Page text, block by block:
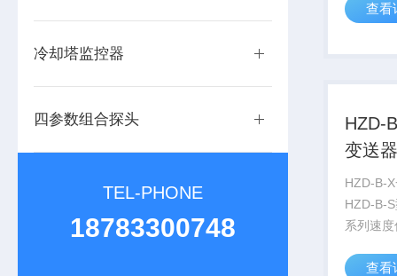
冷却塔监控器
四参数组合探头
TEL-PHONE
18783300748
量系统
量风机
查看
HZD-
变送器
HZD-B-
HZD-B-
系列速
如机壳
查看